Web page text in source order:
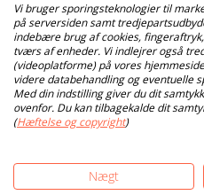
Vi bruger sporingsteknologier til
på serversiden samt
indebære brug af cookies,
tværs af enheder. Vi indlejrer også
(videoplatforme) på vores
videre databehandling og eventuelle
Med din indstilling giver du dit
ovenfor. Du kan tilbagekalde dit
(Hæftelse og copyright)
Nægt